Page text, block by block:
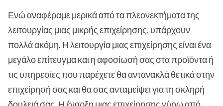
Ενώ αναφέραμε μερικά από τα πλεονεκτήματα της
λειτουργίας μιας μικρής επιχείρησης, υπάρχουν
πολλά ακόμη. Η λειτουργία μιας επιχείρησης είναι ένα
μεγάλο επίτευγμα και η αφοσίωσή σας στα προϊόντα ή
τις υπηρεσίες που παρέχετε θα αντανακλά θετικά στην
επιχείρησή σας και θα σας ανταμείψει για τη σκληρή